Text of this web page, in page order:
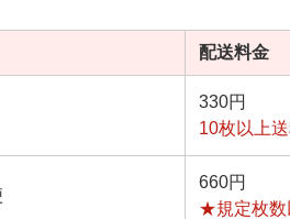
配送料金
330円
10枚以上
660円
★規定枚数